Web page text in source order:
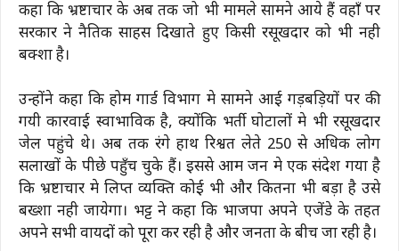
कहा कि भ्रष्टाचार के अब तक जो भी मामले सामने आये हैं वहाँ पर
सरकार ने नैतिक साहस दिखाते हुए किसी रसूखदार को भी नही
बक्शा है।
उन्होंने कहा कि होम गार्ड विभाग मे सामने आई गड़बड़ियों पर की
गयी कारवाई स्वाभाविक है, क्योंकि भर्ती घोटालों मे भी रसूखदार
जेल पहुंचे थे। अब तक रंगे हाथ रिश्वत लेते 250 से अधिक लोग
सलाखों के पीछे पहुँच चुके हैं। इससे आम जन मे एक संदेश गया है
कि भ्रष्टाचार मे लिप्त व्यक्ति कोई भी और कितना भी बड़ा है उसे
बख्शा नही जायेगा। भट्ट ने कहा कि भाजपा अपने एजेंडे के तहत
अपने सभी वायदों को पूरा कर रही है और जनता के बीच जा रही है।